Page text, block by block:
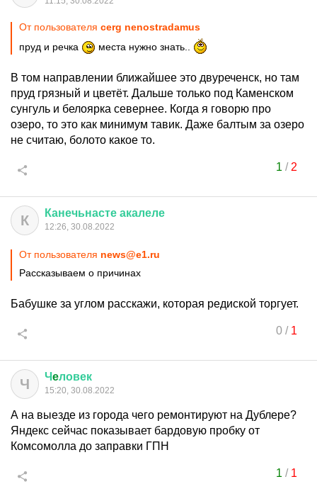
От пользователя cerg nenostradamus
пруд и речка
места нужно знать..
В том направлении ближайшее это двуреченск, но там
пруд грязный и цветёт. Дальше только под Каменском
сунгуль и белоярка севернее. Когда я говорю про
озеро, то это как минимум тавик. Даже балтым за озеро
не считаю, болото какое то.
1 / 2
К Канечьнасте акалеле
12:26, 30.08.2022
От пользователя news@e1.ru
Рассказываем о причинах
Бабушке за углом расскажи, которая редиской торгует.
0/ 1
Ч Чeловек
15:20, 30.08.2022
А на выезде из города чего ремонтируют на Дублере?
Яндекс сейчас показывает бардовую пробку от
Комсомолла до заправки ГПН
1 / 1